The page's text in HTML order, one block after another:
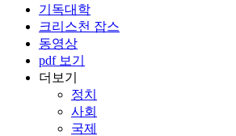
기독대학
크리스천 잡스
동영상
pdf 보기
더보기
정치
사회
국제